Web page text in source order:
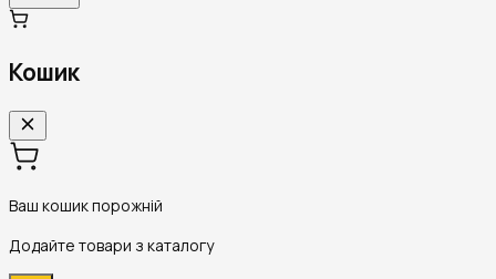
Кошик
Ваш кошик порожній
Додайте товари з каталогу